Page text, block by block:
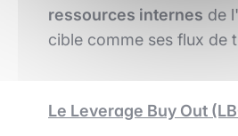
ressources internes de
cible comme ses flux de
Le Leverage Buy Out